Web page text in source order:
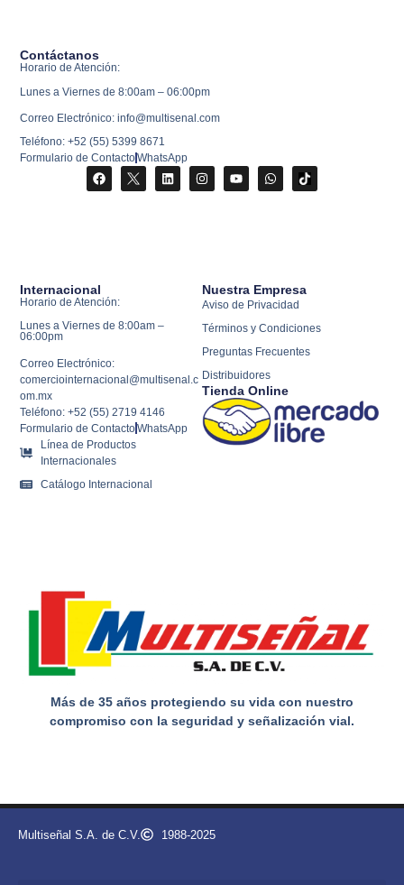
Más de 35 años protegiendo su vida con nuestro
compromiso con la seguridad y señalización vial.
Nuestra Empresa
Aviso de Privacidad
Términos y Condiciones
Preguntas Frecuentes
Distribuidores
Tienda Online
Internacional
Horario de Atención:
Lunes a Viernes de 8:00am –
06:00pm
Correo Electrónico:
comerciointernacional@multisenal.c
om.mx
Teléfono: +52 (55) 2719 4146
Formulario de ContactoWhatsApp
Línea de Productos
Internacionales
Catálogo Internacional
Contáctanos
Horario de Atención:
Lunes a Viernes de 8:00am – 06:00pm
Correo Electrónico: info@multisenal.com
Teléfono: +52 (55) 5399 8671
Formulario de ContactoWhatsApp
Multiseñal S.A. de C.V. 1988-2025